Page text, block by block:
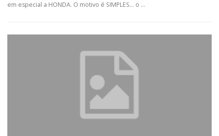
em especial a HONDA. O motivo é SIMPLES… o …